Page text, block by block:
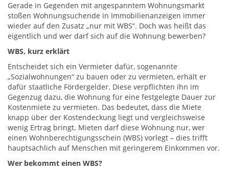
Gerade in Gegenden mit angespanntem Wohnungsmarkt
stoßen Wohnungsuchende in Immobilienanzeigen immer
wieder auf den Zusatz „nur mit WBS“. Doch was heißt das
eigentlich und wer darf sich auf die Wohnung bewerben?
WBS, kurz erklärt
Entscheidet sich ein Vermieter dafür, sogenannte
„Sozialwohnungen“ zu bauen oder zu vermieten, erhält er
dafür staatliche Fördergelder. Diese verpflichten ihn im
Gegenzug dazu, die Wohnung für eine festgelegte Dauer zur
Kostenmiete zu vermieten. Das bedeutet, dass die Miete
knapp über der Kostendeckung liegt und vergleichsweise
wenig Ertrag bringt. Mieten darf diese Wohnung nur, wer
einen Wohnberechtigungsschein (WBS) vorlegt – dies trifft
hauptsächlich auf Menschen mit geringerem Einkommen vor.
Wer bekommt einen WBS?